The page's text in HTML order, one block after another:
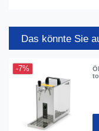
Das könnte Sie
-7%